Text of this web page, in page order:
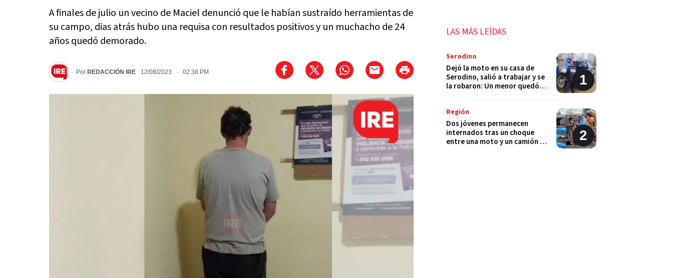
A finales de julio un vecino de Maciel denunció que le habían sustraído herramientas de
su campo, dias atrás hubo una requisa con resultados positivos y un muchacho de 24
años quedó demorado.
Por REDACCIÓN IRE 12/08/2023 · 02:38 PM
LAS MÁS LEÍDAS
Serodino
Dejó la moto en su casa de
Serodino, salió a trabajar y se
la robaron: Un menor quedó
Región
Dos jóvenes permanecen
internados tras un choque
entre una moto y un camión en